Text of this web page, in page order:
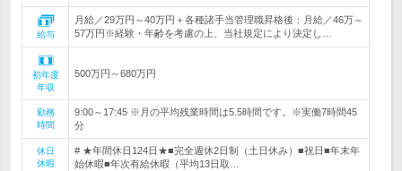
給与
月給／29万円～40万円＋各種諸手当管理職昇格後：月給／46万～
57万円※経験・年齢を考慮の上、当社規定により決定し…
初年度
年収
500万円～680万円
勤務
時間
9:00～17:45 ※月の平均残業時間は5.5時間です。※実働7時間45
分
休日
休暇
# ★年間休日124日★■完全週休2日制（土日休み）■祝日■年末年
始休暇■年次有給休暇（平均13日取…